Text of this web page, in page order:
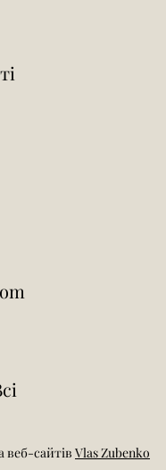
веб-сайтів Vlas Zubenko